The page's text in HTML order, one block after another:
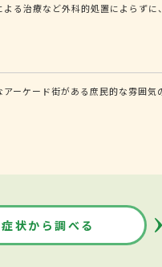
る治療など外科的処置によらずに
ーケード街がある庶民的な雰囲
症状から調べる